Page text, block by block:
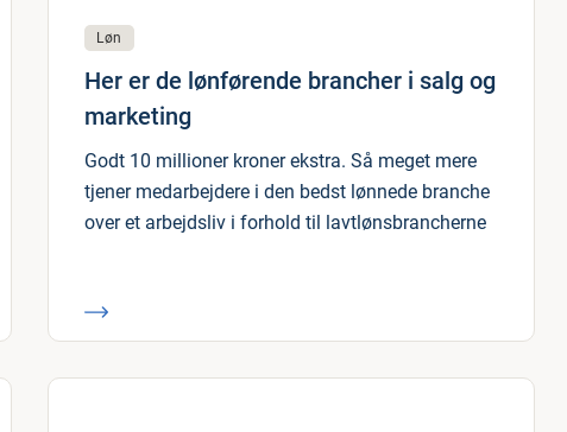
Løn
Her er de lønførende brancher i salg og
marketing
Godt 10 millioner kroner ekstra. Så meget mere
tjener medarbejdere i den bedst lønnede branche
over et arbejdsliv i forhold til lavtlønsbrancherne